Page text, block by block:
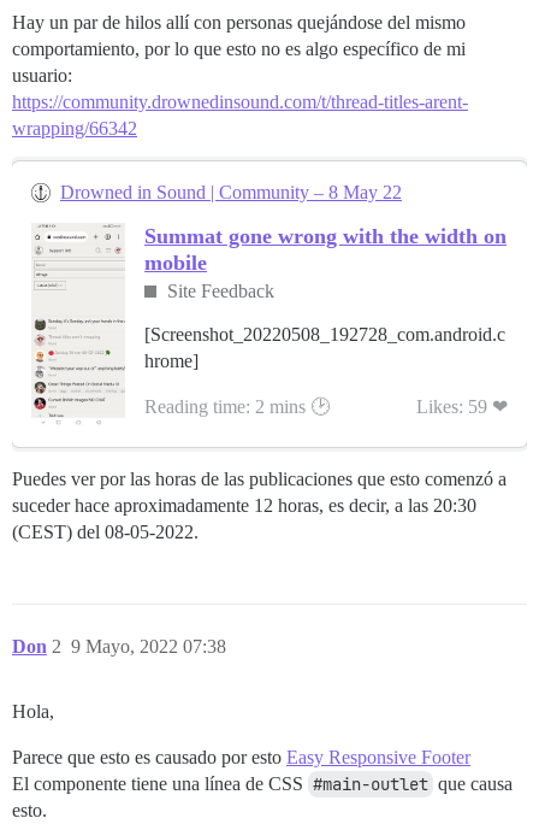
Hay un par de hilos allí con personas quejándose del mismo
comportamiento, por lo que esto no es algo específico de mi
usuario:
https://community.drownedinsound.com/t/thread-titles-arent-
wrapping/66342
Drowned in Sound | Community – 8 May 22
Summat gone wrong with the width on
mobile
Site Feedback
[Screenshot_20220508_192728_com.android.c
hrome]
Reading time: 2 mins 🕑 Likes: 59 ❤
Puedes ver por las horas de las publicaciones que esto comenzó a
suceder hace aproximadamente 12 horas, es decir, a las 20:30
(CEST) del 08-05-2022.
Don 9 Mayo, 2022 07:38
2
Hola,
Parece que esto es causado por esto Easy Responsive Footer
El componente tiene una línea de CSS #main-outlet que causa
esto.